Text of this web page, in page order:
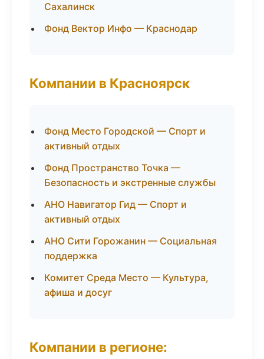
Сахалинск
Фонд Вектор Инфо — Краснодар
Компании в Красноярск
Фонд Место Городской — Спорт и
активный отдых
Фонд Пространство Точка —
Безопасность и экстренные службы
АНО Навигатор Гид — Спорт и
активный отдых
АНО Сити Горожанин — Социальная
поддержка
Комитет Среда Место — Культура,
афиша и досуг
Компании в регионе: